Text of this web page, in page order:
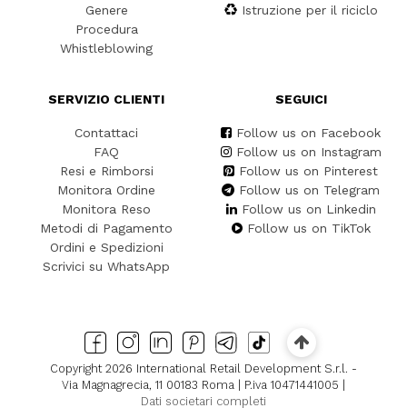
Genere
Procedura
Whistleblowing
Istruzione per il riciclo
SERVIZIO CLIENTI
Contattaci
FAQ
Resi e Rimborsi
Monitora Ordine
Monitora Reso
Metodi di Pagamento
Ordini e Spedizioni
Scrivici su WhatsApp
SEGUICI
Follow us on Facebook
Follow us on Instagram
Follow us on Pinterest
Follow us on Telegram
Follow us on Linkedin
Follow us on TikTok
Copyright 2026 International Retail Development S.r.l. -
Via Magnagrecia, 11 00183 Roma | P.iva 10471441005 |
Dati societari completi